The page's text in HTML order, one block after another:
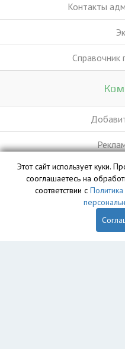
Контакты
Справочник
База данных сайта
собственностью ООО
Этот сайт использует куки.
сооглашаетесь на
соответствии с